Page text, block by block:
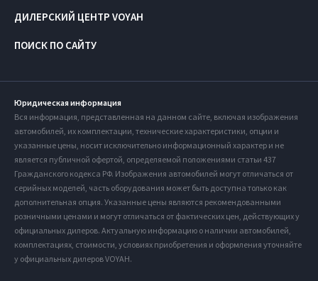
ПОИСК ПО САЙТУ
ДИЛЕРСКИЙ ЦЕНТР VOYAH
Юридическая информация
Вся информация, представленная на данном сайте, включая изображения
автомобилей, их комплектации, технические характеристики, опции и
указанные цены, носит исключительно информационный характер и не
является публичной офертой, определяемой положениями статьи 437
Гражданского кодекса РФ. Изображения автомобилей могут отличаться от
серийных моделей, часть оборудования может быть доступна только как
дополнительная опция. Указанные цены являются рекомендованными
розничными ценами и могут отличаться от фактических цен, действующих у
официальных дилеров. Актуальную информацию о наличии автомобилей,
комплектациях, стоимости, условиях приобретения и оформления уточняйте
у официальных дилеров VOYAH.